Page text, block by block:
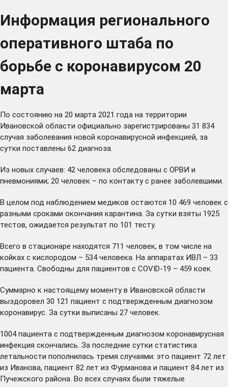
Информация регионального
оперативного штаба по
борьбе с коронавирусом 20
марта
По состоянию на 20 марта 2021 года на территории
Ивановской области официально зарегистрированы 31 834
случая заболевания новой коронавирусной инфекцией, за
сутки поставлены 62 диагноза.
Из новых случаев: 42 человека обследованы с ОРВИ и
пневмониями; 20 человек – по контакту с ранее заболевшими.
В целом под наблюдением медиков остаются 10 469 человек с
разными сроками окончания карантина. За сутки взяты 1925
тестов, ожидается результат по 101 тесту.
Всего в стационаре находятся 711 человек, в том числе на
койках с кислородом – 534 человека. На аппаратах ИВЛ – 33
пациента. Свободны для пациентов с COVID-19 – 459 коек.
Суммарно к настоящему моменту в Ивановской области
выздоровел 30 121 пациент с подтвержденным диагнозом
коронавирус. За сутки выписаны 27 человек.
1004 пациента с подтвержденным диагнозом коронавирусная
инфекция скончались. За последние сутки статистика
летальности пополнилась тремя случаями: это пациент 72 лет
из Иванова, пациент 82 лет из Фурманова и пациент 84 лет из
Пучежского района. Во всех случаях были тяжелые